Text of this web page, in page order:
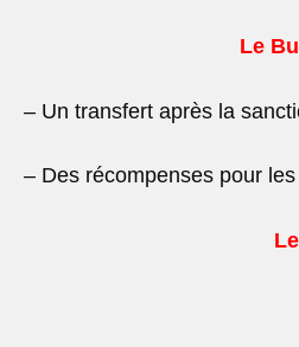
Le
– Un transfert après la
– Des récompenses pour